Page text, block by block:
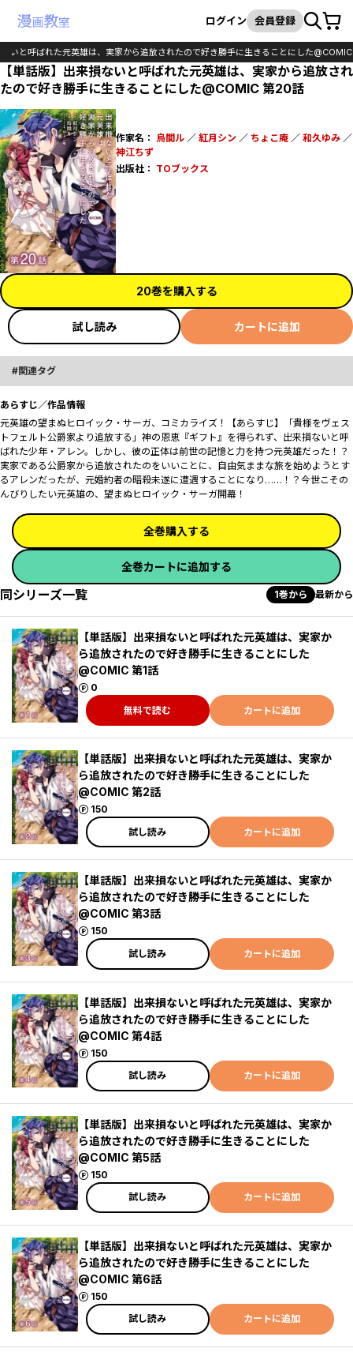
検索
ログイン 会員登録カート
いと呼ばれた元英雄は、実家から追放されたので好き勝手に生きることにした@COMIC
【単話版】出来損ないと呼ばれた元英雄は、実家から追放され
たので好き勝手に生きることにした@COMIC 第20話
作家名： 烏間ル／ 紅月シン／ ちょこ庵／ 和久ゆみ／
神江ちず
出版社： TOブックス
20巻を購入する
試し読み カートに追加
関連タグ
あらすじ／作品情報
元英雄の望まぬヒロイック・サーガ、コミカライズ！【あらすじ】「貴様をヴェス
トフェルト公爵家より追放する――」神の恩恵『ギフト』を得られず、出来損ないと呼
ばれた少年・アレン。しかし、彼の正体は――前世の記憶と力を持つ元英雄だった！？
実家である公爵家から追放されたのをいいことに、自由気ままな旅を始めようとす
るアレンだったが、元婚約者の暗殺未遂に遭遇することになり……！？今世こその
んびりしたい元英雄の、望まぬヒロイック・サーガ開幕！
全巻購入する
全巻カートに追加する
同シリーズ一覧 1巻から 最新から
【単話版】出来損ないと呼ばれた元英雄は、実家か
ら追放されたので好き勝手に生きることにした
@COMIC 第1話
0
ポイント
無料で読む
カートに追加
【単話版】出来損ないと呼ばれた元英雄は、実家か
ら追放されたので好き勝手に生きることにした
@COMIC 第2話
150
ポイント
試し読み
カートに追加
【単話版】出来損ないと呼ばれた元英雄は、実家か
ら追放されたので好き勝手に生きることにした
@COMIC 第3話
150
ポイント
試し読み
カートに追加
【単話版】出来損ないと呼ばれた元英雄は、実家か
ら追放されたので好き勝手に生きることにした
@COMIC 第4話
150
ポイント
試し読み
カートに追加
【単話版】出来損ないと呼ばれた元英雄は、実家か
ら追放されたので好き勝手に生きることにした
@COMIC 第5話
150
ポイント
試し読み
カートに追加
【単話版】出来損ないと呼ばれた元英雄は、実家か
ら追放されたので好き勝手に生きることにした
@COMIC 第6話
150
ポイント
試し読み
カートに追加